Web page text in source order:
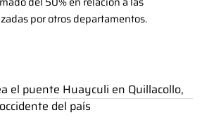
por otros departamentos.
el puente Huayculi en Quillacollo,
del país